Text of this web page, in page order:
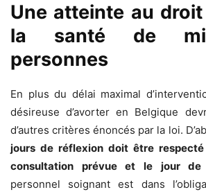
Une atteinte au
la santé de
personnes
En plus du délai maximal
désireuse d’avorter en Belgique
d’autres critères énoncés par la loi.
jours de réflexion doit être
consultation prévue et le jour de
personnel soignant est dans